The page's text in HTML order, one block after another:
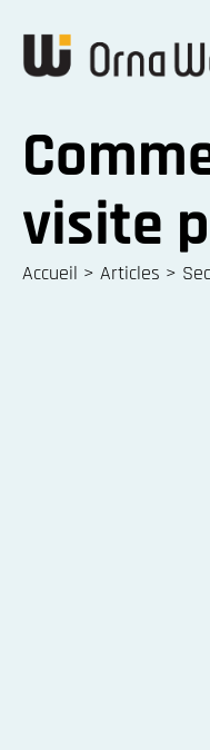
visite
Accueil > Articles >